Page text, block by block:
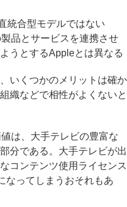
統合型モデルではない
品とサービスを連携させ
うとするAppleとは異なる
いくつかのメリットは確か
織などで相性がよくないと
は、大手テレビの豊富な
分である。大手テレビが出
コンテンツ使用ライセンス
なってしまうおそれもあ